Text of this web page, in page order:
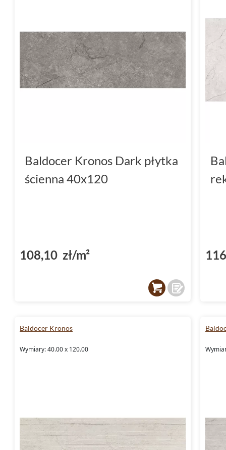
potrafi dostarczyć produkty, które
wymagających klientów. Od kuchni, przez
oferuje kompleksowe rozwiązania, które
wyjątkowy styl i komfort.
Baldocer Kronos Dark płytka
ścienna 40x120
108,10 zł/m²
Baldocer Kronos
Wymiary: 40.00 x 120.00